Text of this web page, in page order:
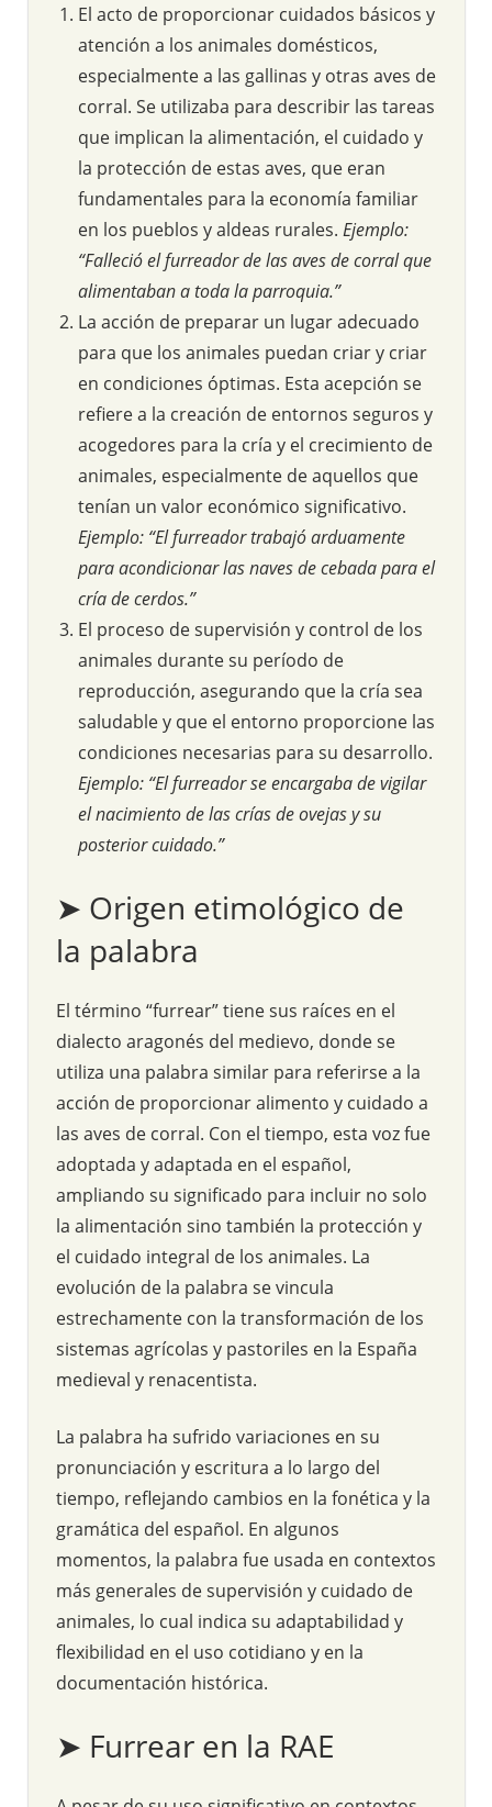
El acto de proporcionar cuidados básicos y
atención a los animales domésticos,
especialmente a las gallinas y otras aves de
corral. Se utilizaba para describir las tareas
que implican la alimentación, el cuidado y
la protección de estas aves, que eran
fundamentales para la economía familiar
en los pueblos y aldeas rurales. Ejemplo:
“Falleció el furreador de las aves de corral que
alimentaban a toda la parroquia.”
La acción de preparar un lugar adecuado
para que los animales puedan criar y criar
en condiciones óptimas. Esta acepción se
refiere a la creación de entornos seguros y
acogedores para la cría y el crecimiento de
animales, especialmente de aquellos que
tenían un valor económico significativo.
Ejemplo: “El furreador trabajó arduamente
para acondicionar las naves de cebada para el
cría de cerdos.”
El proceso de supervisión y control de los
animales durante su período de
reproducción, asegurando que la cría sea
saludable y que el entorno proporcione las
condiciones necesarias para su desarrollo.
Ejemplo: “El furreador se encargaba de vigilar
el nacimiento de las crías de ovejas y su
posterior cuidado.”
➤ Origen etimológico de
la palabra
El término “furrear” tiene sus raíces en el
dialecto aragonés del medievo, donde se
utiliza una palabra similar para referirse a la
acción de proporcionar alimento y cuidado a
las aves de corral. Con el tiempo, esta voz fue
adoptada y adaptada en el español,
ampliando su significado para incluir no solo
la alimentación sino también la protección y
el cuidado integral de los animales. La
evolución de la palabra se vincula
estrechamente con la transformación de los
sistemas agrícolas y pastoriles en la España
medieval y renacentista.
La palabra ha sufrido variaciones en su
pronunciación y escritura a lo largo del
tiempo, reflejando cambios en la fonética y la
gramática del español. En algunos
momentos, la palabra fue usada en contextos
más generales de supervisión y cuidado de
animales, lo cual indica su adaptabilidad y
flexibilidad en el uso cotidiano y en la
documentación histórica.
➤ Furrear en la RAE